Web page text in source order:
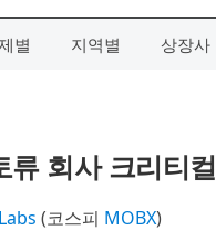
별 지역별 상장사
회사 크리티
(코스피 MOBX)